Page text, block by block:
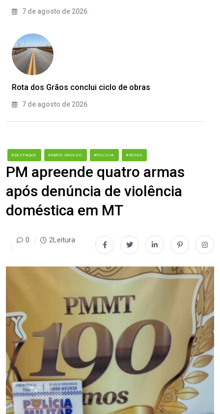
7 de agosto de 2026
Rota dos Grãos conclui ciclo de obras
7 de agosto de 2026
#DESTAQUE #MATO GROSSO #POLÍCIA #REDES
PM apreende quatro armas
após denúncia de violência
doméstica em MT
0 2Leitura